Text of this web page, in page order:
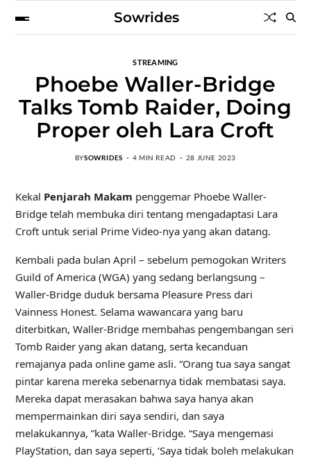
Sowrides
STREAMING
Phoebe Waller-Bridge
Talks Tomb Raider, Doing
Proper oleh Lara Croft
BYSOWRIDES 4 MIN READ 28 JUNE 2023
Kekal Penjarah Makam penggemar Phoebe Waller-
Bridge telah membuka diri tentang mengadaptasi Lara
Croft untuk serial Prime Video-nya yang akan datang.
Kembali pada bulan April – sebelum pemogokan Writers
Guild of America (WGA) yang sedang berlangsung –
Waller-Bridge duduk bersama Pleasure Press dari
Vainness Honest. Selama wawancara yang baru
diterbitkan, Waller-Bridge membahas pengembangan seri
Tomb Raider yang akan datang, serta kecanduan
remajanya pada online game asli. “Orang tua saya sangat
pintar karena mereka sebenarnya tidak membatasi saya.
Mereka dapat merasakan bahwa saya hanya akan
mempermainkan diri saya sendiri, dan saya
melakukannya, ”kata Waller-Bridge. “Saya mengemasi
PlayStation, dan saya seperti, ‘Saya tidak boleh melakukan